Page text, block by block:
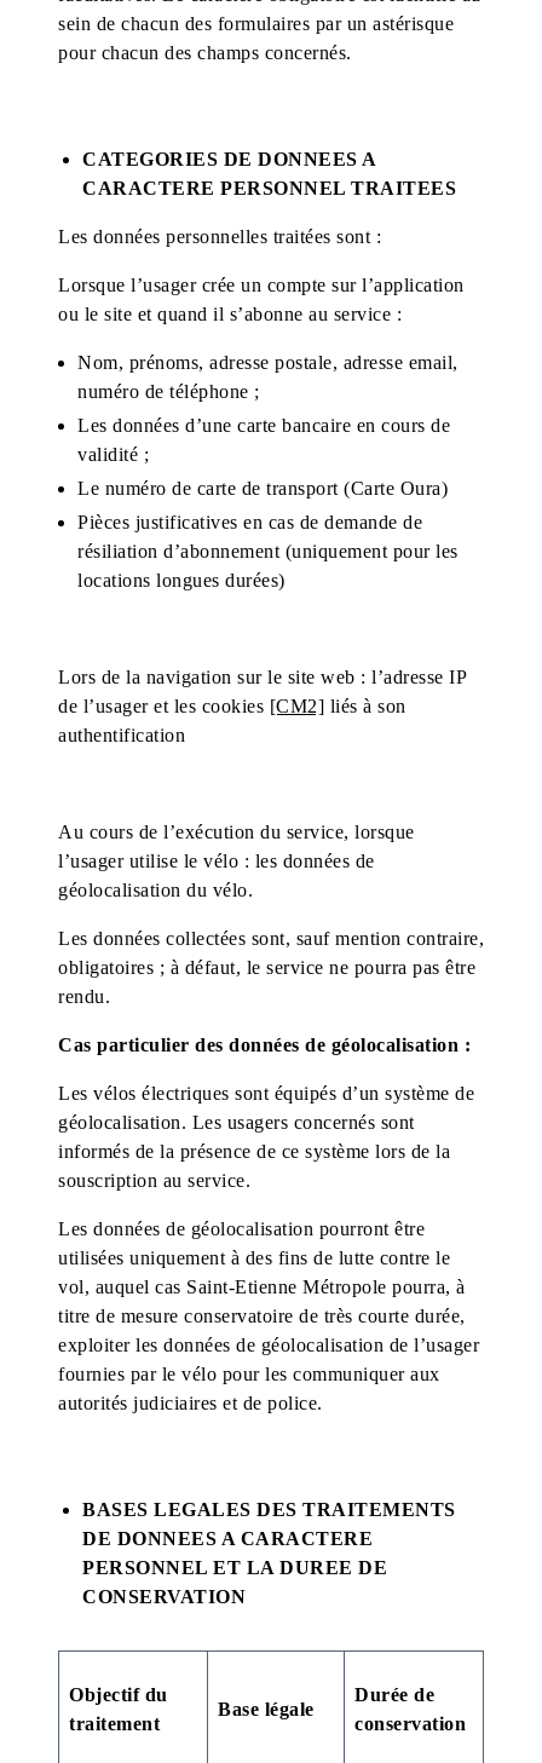
sein de chacun des formulaires par un astérisque
pour chacun des champs concernés.
CATEGORIES DE DONNEES A
CARACTERE PERSONNEL TRAITEES
Les données personnelles traitées sont :
Lorsque l’usager crée un compte sur l’application
ou le site et quand il s’abonne au service :
Nom, prénoms, adresse postale, adresse email,
numéro de téléphone ;
Les données d’une carte bancaire en cours de
validité ;
Le numéro de carte de transport (Carte Oura)
Pièces justificatives en cas de demande de
résiliation d’abonnement (uniquement pour les
locations longues durées)
Lors de la navigation sur le site web : l’adresse IP
de l’usager et les cookies [CM2] liés à son
authentification
Au cours de l’exécution du service, lorsque
l’usager utilise le vélo : les données de
géolocalisation du vélo.
Les données collectées sont, sauf mention contraire,
obligatoires ; à défaut, le service ne pourra pas être
rendu.
Cas particulier des données de géolocalisation :
Les vélos électriques sont équipés d’un système de
géolocalisation. Les usagers concernés sont
informés de la présence de ce système lors de la
souscription au service.
Les données de géolocalisation pourront être
utilisées uniquement à des fins de lutte contre le
vol, auquel cas Saint-Etienne Métropole pourra, à
titre de mesure conservatoire de très courte durée,
exploiter les données de géolocalisation de l’usager
fournies par le vélo pour les communiquer aux
autorités judiciaires et de police.
BASES LEGALES DES TRAITEMENTS
DE DONNEES A CARACTERE
PERSONNEL ET LA DUREE DE
CONSERVATION
Objectif du
traitement
Base légale
Durée de
conservation